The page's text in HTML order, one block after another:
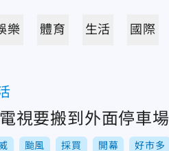
樂 體育 生活 國際
視要搬到外面停車
颱風 採買 開幕 好市多